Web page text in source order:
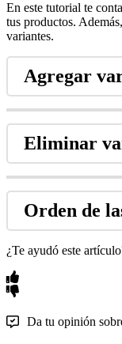
En este tutorial te
tus productos.
variantes.
Agregar
Eliminar
Orden de
¿Te ayudó este
Da tu opinión